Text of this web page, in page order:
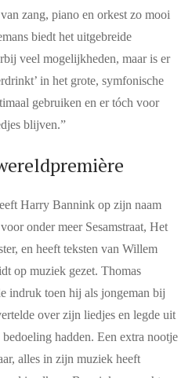
zang, piano en orkest zo mooi
biedt het uitgebreide
veel mogelijkheden, maar is er
in het grote, symfonische
gebruiken en er tóch voor
blijven.”
Harry Bannink op zijn naam
onder meer Sesamstraat, Het
en heeft teksten van Willem
op muziek gezet. Thomas
indruk toen hij als jongeman bij
over zijn liedjes en legde uit
hadden. Een extra nootje
alles in zijn muziek heeft